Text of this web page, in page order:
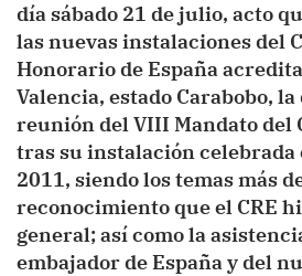
día sábado 21 de julio, acto
las nuevas instalaciones del
Honorario de España
Valencia, estado Carabobo,
reunión del VIII Mandato del
tras su instalación celebrada
2011, siendo los temas más
reconocimiento que el CRE
general; así como la
embajador de España y del